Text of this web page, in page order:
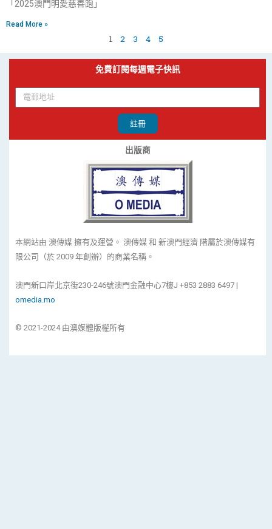
「2025澳門明愛慈善跑」
Read More »
1 2 3 4 5
免費訂閱每週電子快訊
註冊
出版商
本網站由 澳傳媒 擁有及運營。 澳傳媒 和 新澳門經濟 階屬於澳傳媒有
限公司（於 2009 年創辦）的商業名稱。
澳門新口岸北京街230-246號澳門金融中心7樓J +853 2883 6497 |
omedia.mo
© 2021-2024 由澳媒體版權所有